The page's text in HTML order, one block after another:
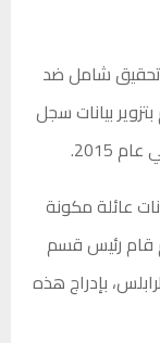
تحقيق شامل ضد
بيانات سجل
2015.
عائلة مكونة
قام رئيس قسم
بإدراج هذه